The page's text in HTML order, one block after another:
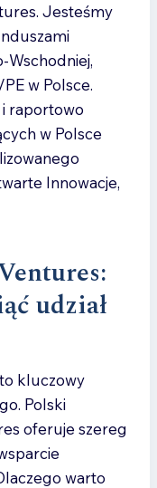
Jesteśmy
Wschodniej,
w Polsce.
i raportowo
w Polsce
Innowacje,
udział
kluczowy
Polski
oferuje szereg
warto